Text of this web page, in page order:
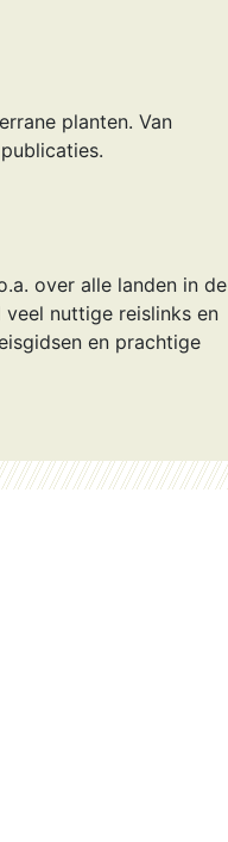
planten. Van
over alle landen in de
nuttige reislinks en
en prachtige